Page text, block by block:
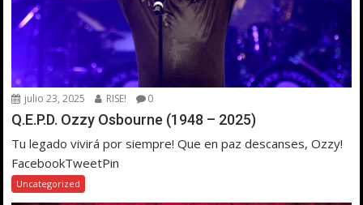
julio 23, 2025 RISE! 0
Q.E.P.D. Ozzy Osbourne (1948 – 2025)
Tu legado vivirá por siempre! Que en paz descanses, Ozzy!
FacebookTweetPin
Uncategorized